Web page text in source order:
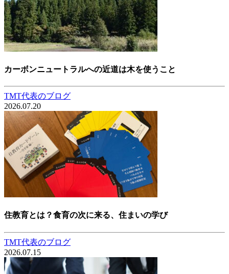
カーボンニュートラルへの近道は木を使うこと
TMT代表のブログ
2026.07.20
住教育とは？食育の次に来る、住まいの学び
TMT代表のブログ
2026.07.15